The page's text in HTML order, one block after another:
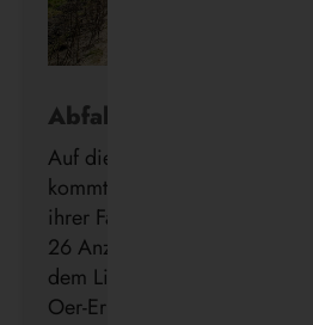
Abfahrt in Echtzeit
Auf die Minute genau wissen,
kommt: Die Vestische
ihrer Fahrgastinformation mit
26 Anzeigern der neuen DFI
dem Linienweg des SB24 in
Oer-Erkenschwick, Datteln